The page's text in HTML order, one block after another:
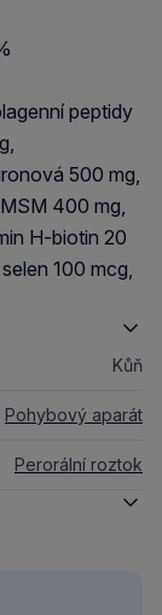
peptidy
500 mg,
400 mg,
H-biotin 20
100 mcg,
Kůň
Pohybový aparát
Perorální roztok